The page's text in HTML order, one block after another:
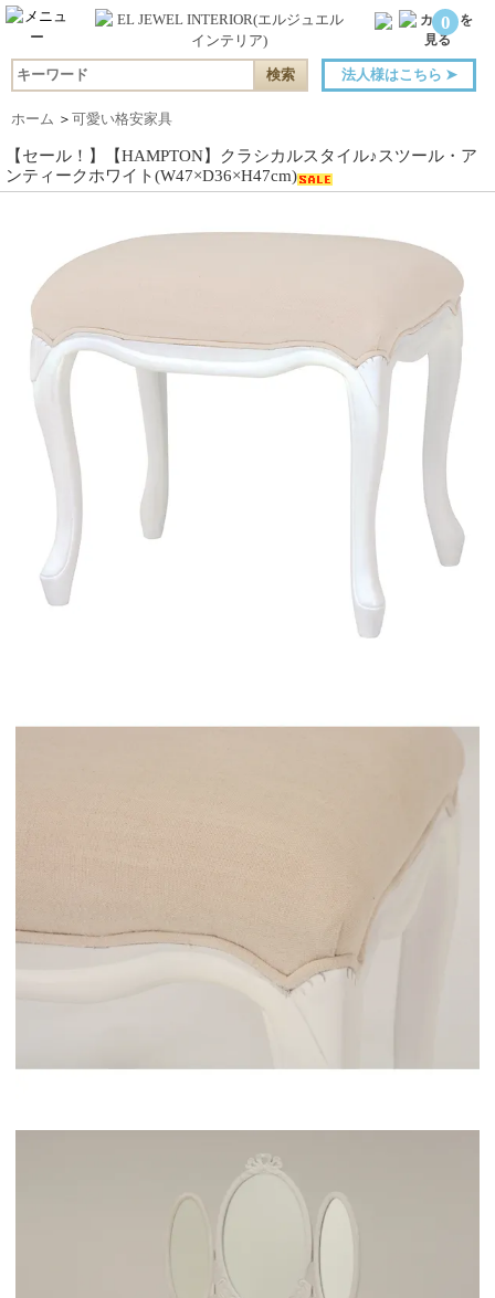
0
法人様はこちら ➤
ホーム ＞ 可愛い格安家具
【セール！】【HAMPTON】クラシカルスタイル♪スツール・ア
ンティークホワイト(W47×D36×H47cm)